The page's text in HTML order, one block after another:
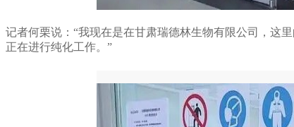
记者何栗说：“我现在是在甘肃瑞德林生物有限公司，这
正在进行纯化工作。”